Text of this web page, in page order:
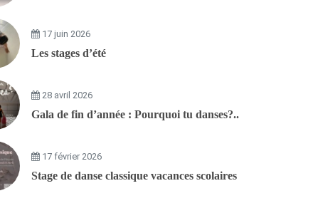
17 juin 2026
Les stages d’été
28 avril 2026
Gala de fin d’année : Pourquoi tu danses?..
17 février 2026
Stage de danse classique vacances scolaires